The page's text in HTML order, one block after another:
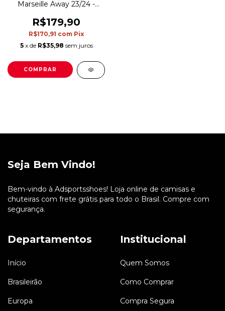
Marseille Away 23/24 -
- Azul
R$179,90
R$170,91 com Pix
5 x de R$35,98 sem juros
COMPRAR
Seja Bem Vindo!
Bem-vindo à Adsportsshoes! Loja online de camisas e
chuteiras com frete grátis para todo o Brasil. Compre com
segurança.
Departamentos
Início
Brasileirão
Europa
Institucional
Quem Somos
Como Comprar
Compra Segura